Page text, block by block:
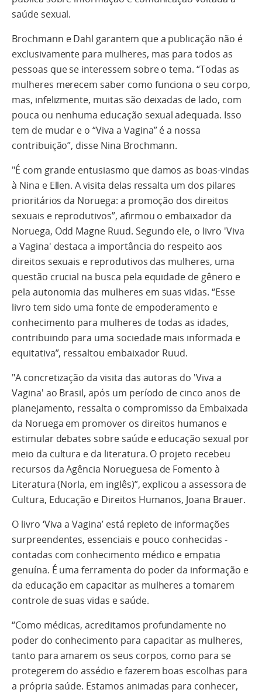
saúde sexual.
Brochmann e Dahl garantem que a publicação não é
exclusivamente para mulheres, mas para todos as
pessoas que se interessem sobre o tema. “Todas as
mulheres merecem saber como funciona o seu corpo,
mas, infelizmente, muitas são deixadas de lado, com
pouca ou nenhuma educação sexual adequada. Isso
tem de mudar e o “Viva a Vagina” é a nossa
contribuição”, disse Nina Brochmann.
"É com grande entusiasmo que damos as boas-vindas
à Nina e Ellen. A visita delas ressalta um dos pilares
prioritários da Noruega: a promoção dos direitos
sexuais e reprodutivos”, afirmou o embaixador da
Noruega, Odd Magne Ruud. Segundo ele, o livro 'Viva
a Vagina' destaca a importância do respeito aos
direitos sexuais e reprodutivos das mulheres, uma
questão crucial na busca pela equidade de gênero e
pela autonomia das mulheres em suas vidas. “Esse
livro tem sido uma fonte de empoderamento e
conhecimento para mulheres de todas as idades,
contribuindo para uma sociedade mais informada e
equitativa”, ressaltou embaixador Ruud.
"A concretização da visita das autoras do 'Viva a
Vagina' ao Brasil, após um período de cinco anos de
planejamento, ressalta o compromisso da Embaixada
da Noruega em promover os direitos humanos e
estimular debates sobre saúde e educação sexual por
meio da cultura e da literatura. O projeto recebeu
recursos da Agência Norueguesa de Fomento à
Literatura (Norla, em inglês)”, explicou a assessora de
Cultura, Educação e Direitos Humanos, Joana Brauer.
O livro ‘Viva a Vagina’ está repleto de informações
surpreendentes, essenciais e pouco conhecidas -
contadas com conhecimento médico e empatia
genuína. É uma ferramenta do poder da informação e
da educação em capacitar as mulheres a tomarem
controle de suas vidas e saúde.
“Como médicas, acreditamos profundamente no
poder do conhecimento para capacitar as mulheres,
tanto para amarem os seus corpos, como para se
protegerem do assédio e fazerem boas escolhas para
a própria saúde. Estamos animadas para conhecer,